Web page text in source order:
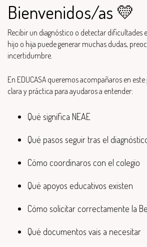
Bienvenidos/as 💛
Recibir un diagnóstico o detectar dificultades
hijo o hija puede generar muchas dudas,
incertidumbre.
En EDUCASA queremos acompañaros en
clara y práctica para ayudaros a entender:
Qué significa NEAE
Qué pasos seguir tras el
Cómo coordinaros con el colegio
Qué apoyos educativos existen
Cómo solicitar correctamente la
Qué documentos vais a necesitar